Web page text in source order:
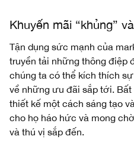
Khuyến mãi “khủng”
Tận dụng sức mạnh của
truyền tải những thông điệp
chúng ta có thể kích thích
về những ưu đãi sắp tới.
thiết kế một cách sáng tạo
cho họ háo hức và mong
và thú vị sắp đến.